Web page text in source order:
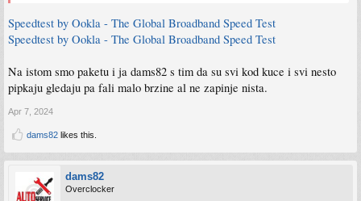
Speedtest by Ookla - The Global Broadband Speed Test
Speedtest by Ookla - The Global Broadband Speed Test
Na istom smo paketu i ja dams82 s tim da su svi kod kuce i svi nesto
pipkaju gledaju pa fali malo brzine al ne zapinje nista.
Apr 7, 2024
dams82 likes this.
dams82
Overclocker